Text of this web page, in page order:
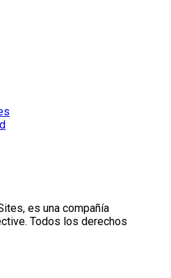
es una compañía
Todos los derechos